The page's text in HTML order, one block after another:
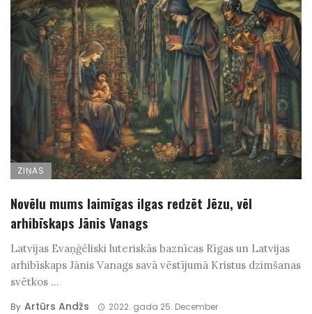
ZIŅAS
Novēlu mums laimīgas ilgas redzēt Jēzu, vēl
arhibīskaps Jānis Vanags
Latvijas Evaņģēliski luteriskās baznīcas Rīgas un Latvijas
arhibīskaps Jānis Vanags savā vēstījumā Kristus dzimšanas
svētkos ...
By Artūrs Andžs 2022. gada 25. December